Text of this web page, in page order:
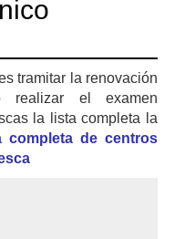
tramitar la renovación
el examen
la lista completa la
completa de centros